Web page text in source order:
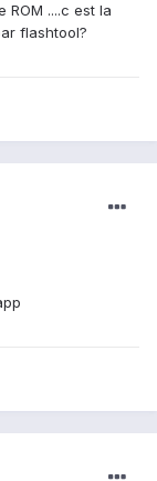
....c est la
flashtool?